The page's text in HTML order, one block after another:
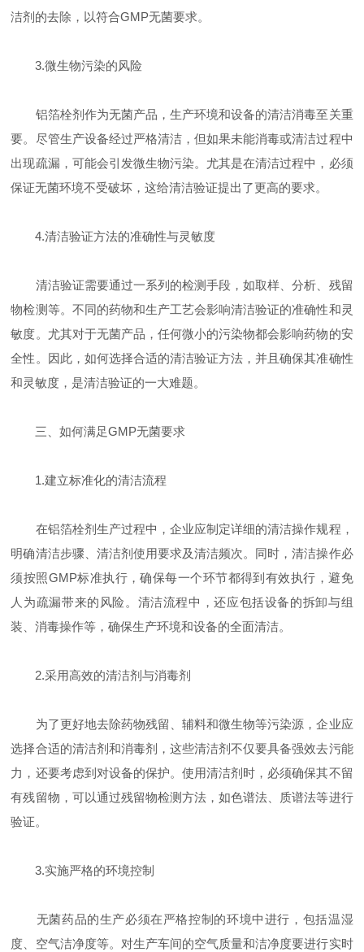
洁剂的去除，以符合GMP无菌要求。
3.微生物污染的风险
铝箔栓剂作为无菌产品，生产环境和设备的清洁消毒至关重
要。尽管生产设备经过严格清洁，但如果未能消毒或清洁过程中
出现疏漏，可能会引发微生物污染。尤其是在清洁过程中，必须
保证无菌环境不受破坏，这给清洁验证提出了更高的要求。
4.清洁验证方法的准确性与灵敏度
清洁验证需要通过一系列的检测手段，如取样、分析、残留
物检测等。不同的药物和生产工艺会影响清洁验证的准确性和灵
敏度。尤其对于无菌产品，任何微小的污染物都会影响药物的安
全性。因此，如何选择合适的清洁验证方法，并且确保其准确性
和灵敏度，是清洁验证的一大难题。
三、如何满足GMP无菌要求
1.建立标准化的清洁流程
在铝箔栓剂生产过程中，企业应制定详细的清洁操作规程，
明确清洁步骤、清洁剂使用要求及清洁频次。同时，清洁操作必
须按照GMP标准执行，确保每一个环节都得到有效执行，避免
人为疏漏带来的风险。清洁流程中，还应包括设备的拆卸与组
装、消毒操作等，确保生产环境和设备的全面清洁。
2.采用高效的清洁剂与消毒剂
为了更好地去除药物残留、辅料和微生物等污染源，企业应
选择合适的清洁剂和消毒剂，这些清洁剂不仅要具备强效去污能
力，还要考虑到对设备的保护。使用清洁剂时，必须确保其不留
有残留物，可以通过残留物检测方法，如色谱法、质谱法等进行
验证。
3.实施严格的环境控制
无菌药品的生产必须在严格控制的环境中进行，包括温湿
度、空气洁净度等。对生产车间的空气质量和洁净度要进行实时